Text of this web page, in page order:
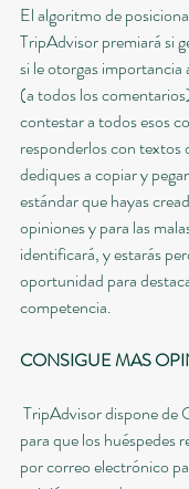
El algoritmo de
TripAdvisor premiará si
si le otorgas importancia
(a todos los
contestar a todos esos
responderlos con textos
dediques a copiar y
estándar que hayas
opiniones y para las
identificará, y estarás
oportunidad para
competencia.
CONSIGUE MAS
para que los huéspedes
por correo electrónico